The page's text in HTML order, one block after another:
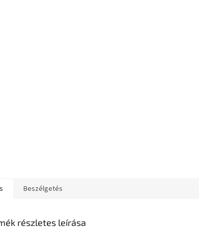
Beszélgetés
részletes leírása